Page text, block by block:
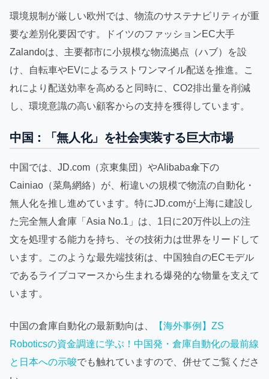
環境規制が厳しい欧州では、物流のサステナビリティが重
要な差別化要因です。ドイツのファッションEC大手
Zalandoは、主要都市に小規模な物流拠点（ハブ）を設
け、自転車やEVによるラストワンマイル配送を推進。こ
れにより配送効率を高めると同時に、CO2排出量を削減
し、環境意識の高い顧客からの支持を獲得しています。
中国：「無人化」を社会実装する巨大市場
中国では、JD.com（京東集団）やAlibaba傘下の
Cainiao（菜鳥網絡）が、桁違いの規模で物流の自動化・
無人化を推し進めています。特にJD.comが上海に建設し
た完全無人倉庫「Asia No.1」は、1日に20万件以上の注
文を処理する能力を持ち、その技術力は世界をリードして
います。このような最先端技術は、中国独自のECモデル
であるライブコマースから生まれる爆発的な物量を支えて
います。
中国の倉庫自動化の最新動向は、
【海外事例】ZS
Roboticsの資金調達に学ぶ！中国発・倉庫自動化の最前線
と日本への示唆でも触れていますので、併せてご覧くださ